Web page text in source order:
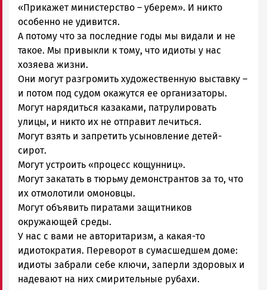
«Прикажет министерство – уберем». И никто
особенно не удивится.
А потому что за последние годы мы видали и не
такое. Мы привыкли к тому, что идиоты у нас
хозяева жизни.
Они могут разгромить художественную выставку –
и потом под судом окажутся ее организаторы.
Могут нарядиться казаками, патрулировать
улицы, и никто их не отправит лечиться.
Могут взять и запретить усыновление детей-
сирот.
Могут устроить «процесс кощунниц».
Могут закатать в тюрьму демонстрантов за то, что
их отмолотили омоновцы.
Могут объявить пиратами защитников
окружающей среды.
У нас с вами не авторитаризм, а какая-то
идиотократия. Переворот в сумасшедшем доме:
идиоты забрали себе ключи, заперли здоровых и
надевают на них смирительные рубахи.